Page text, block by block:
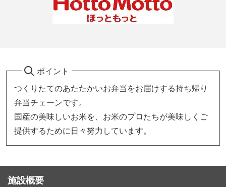
ポイント
つくりたてのあたたかいお弁当をお届けする持ち帰り
弁当チェーンです。
国産の美味しいお米を、お米のプロたちが美味しくご
提供するために日々努力しています。
施設概要